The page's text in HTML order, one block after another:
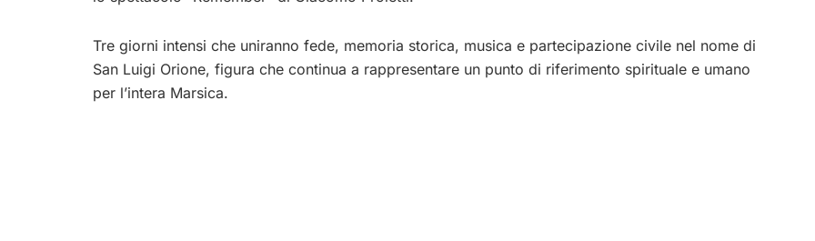
Tre giorni intensi che uniranno fede, memoria storica, musica e partecipazione civile nel nome di
San Luigi Orione, figura che continua a rappresentare un punto di riferimento spirituale e umano
per l’intera Marsica.